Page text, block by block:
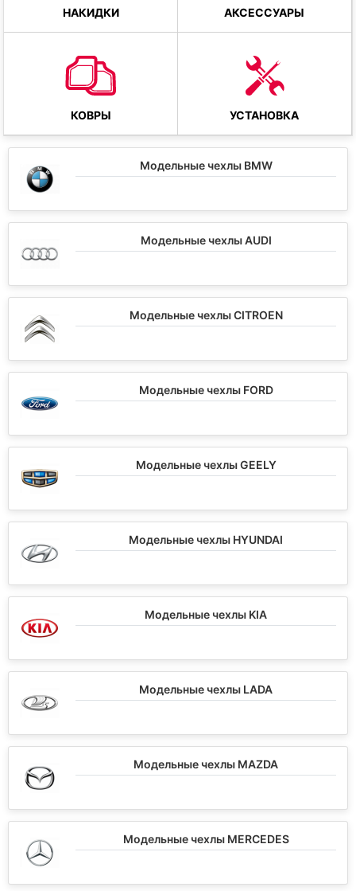
НАКИДКИ АКСЕССУАРЫ
КОВРЫ УСТАНОВКА
Модельные чехлы BMW
Модельные чехлы AUDI
Модельные чехлы CITROEN
Модельные чехлы FORD
Модельные чехлы GEELY
Модельные чехлы HYUNDAI
Модельные чехлы KIA
Модельные чехлы LADA
Модельные чехлы MAZDA
Модельные чехлы MERCEDES